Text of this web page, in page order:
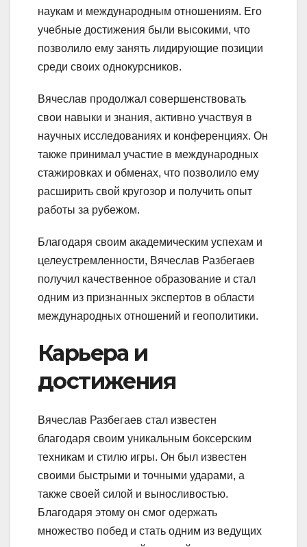
наукам и международным отношениям. Его
учебные достижения были высокими, что
позволило ему занять лидирующие позиции
среди своих однокурсников.
Вячеслав продолжал совершенствовать
свои навыки и знания, активно участвуя в
научных исследованиях и конференциях. Он
также принимал участие в международных
стажировках и обменах, что позволило ему
расширить свой кругозор и получить опыт
работы за рубежом.
Благодаря своим академическим успехам и
целеустремленности, Вячеслав Разбегаев
получил качественное образование и стал
одним из признанных экспертов в области
международных отношений и геополитики.
Карьера и
достижения
Вячеслав Разбегаев стал известен
благодаря своим уникальным боксерским
техникам и стилю игры. Он был известен
своими быстрыми и точными ударами, а
также своей силой и выносливостью.
Благодаря этому он смог одержать
множество побед и стать одним из ведущих